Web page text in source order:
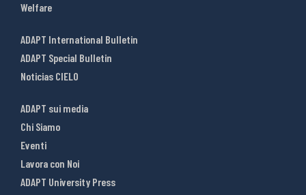
Welfare
ADAPT International Bulletin
ADAPT Special Bulletin
Noticias CIELO
ADAPT sui media
Chi Siamo
Eventi
Lavora con Noi
ADAPT University Press